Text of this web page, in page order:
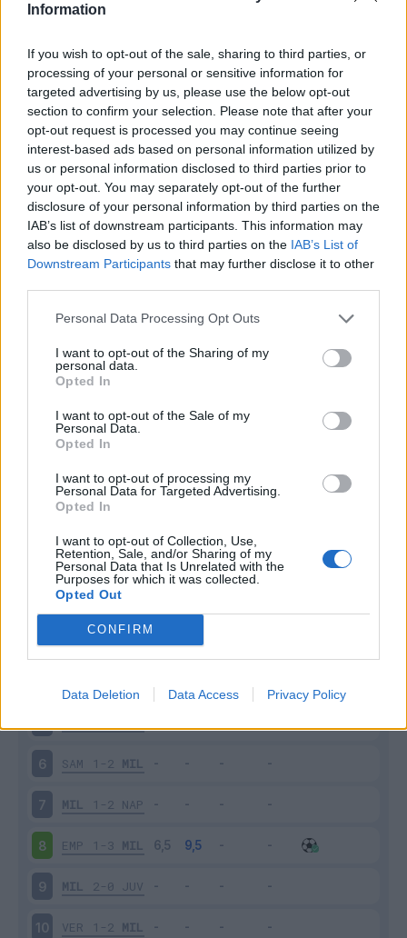
Information
If you wish to opt-out of the sale, sharing to third parties, or
processing of your personal or sensitive information for
targeted advertising by us, please use the below opt-out
section to confirm your selection. Please note that after your
opt-out request is processed you may continue seeing
interest-based ads based on personal information utilized by
us or personal information disclosed to third parties prior to
your opt-out. You may separately opt-out of the further
disclosure of your personal information by third parties on the
IAB’s list of downstream participants. This information may
also be disclosed by us to third parties on the IAB’s List of
Downstream Participants that may further disclose it to other
Personal Data Processing Opt Outs
I want to opt-out of the Sharing of my
personal data.
Opted In
I want to opt-out of the Sale of my
Personal Data.
Opted In
I want to opt-out of processing my
Personal Data for Targeted Advertising.
Opted In
I want to opt-out of Collection, Use,
Retention, Sale, and/or Sharing of my
Personal Data that Is Unrelated with the
Purposes for which it was collected.
Opted Out
CONFIRM
Data Deletion Data Access Privacy Policy
Classic Mantra
Riepilogo stagione
Titolare 5 - 13
Entrato 5 - 13%
Squalificato 0 - 0%
Inutilizzato
stagionale
MIL 4-2 UDI
ATA 1-1
3
6 SAM 1-2 MIL
7 MIL 1-2 NAP
8 EMP 1-3 MIL
9 MIL 2-0 JUV
10 VER 1-2 MIL